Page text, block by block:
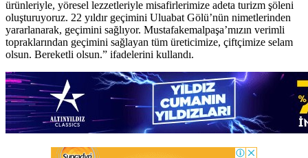
ürünleriyle, yöresel lezzetleriyle misafirlerimize adeta turizm şöleni
oluşturuyoruz. 22 yıldır geçimini Uluabat Gölü’nün nimetlerinden
yararlanarak, geçimini sağlıyor. Mustafakemalpaşa’mızın verimli
topraklarından geçimini sağlayan tüm üreticimize, çiftçimize selam
olsun. Bereketli olsun.” ifadelerini kullandı.